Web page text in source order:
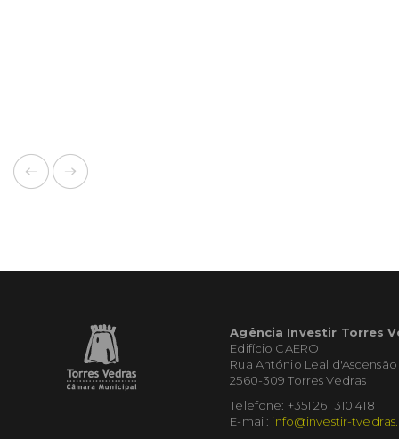
Agência Investir Torres
Edifício CAERO
Rua António Leal d'Ascensão
2560-309 Torres Vedras
Telefone: +351 261 310 418
E-mail: info@investir-